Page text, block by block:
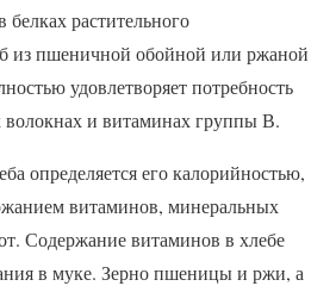
белках растительного
из пшеничной обойной или ржаной
удовлетворяет потребность
и витаминах группы В.
определяется его калорийностью,
витаминов, минеральных
Содержание витаминов в хлебе
в муке. Зерно пшеницы и ржи, а